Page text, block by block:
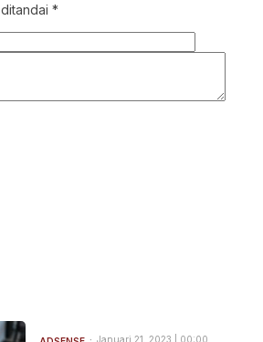
*
Januari 21, 2023 | 00:00